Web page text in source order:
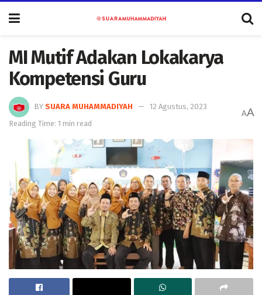
MI Mutif Adakan Lokakarya
Kompetensi Guru
BY SUARA MUHAMMADIYAH
12 Agustus, 2023
Reading Time: 1 min read
AA